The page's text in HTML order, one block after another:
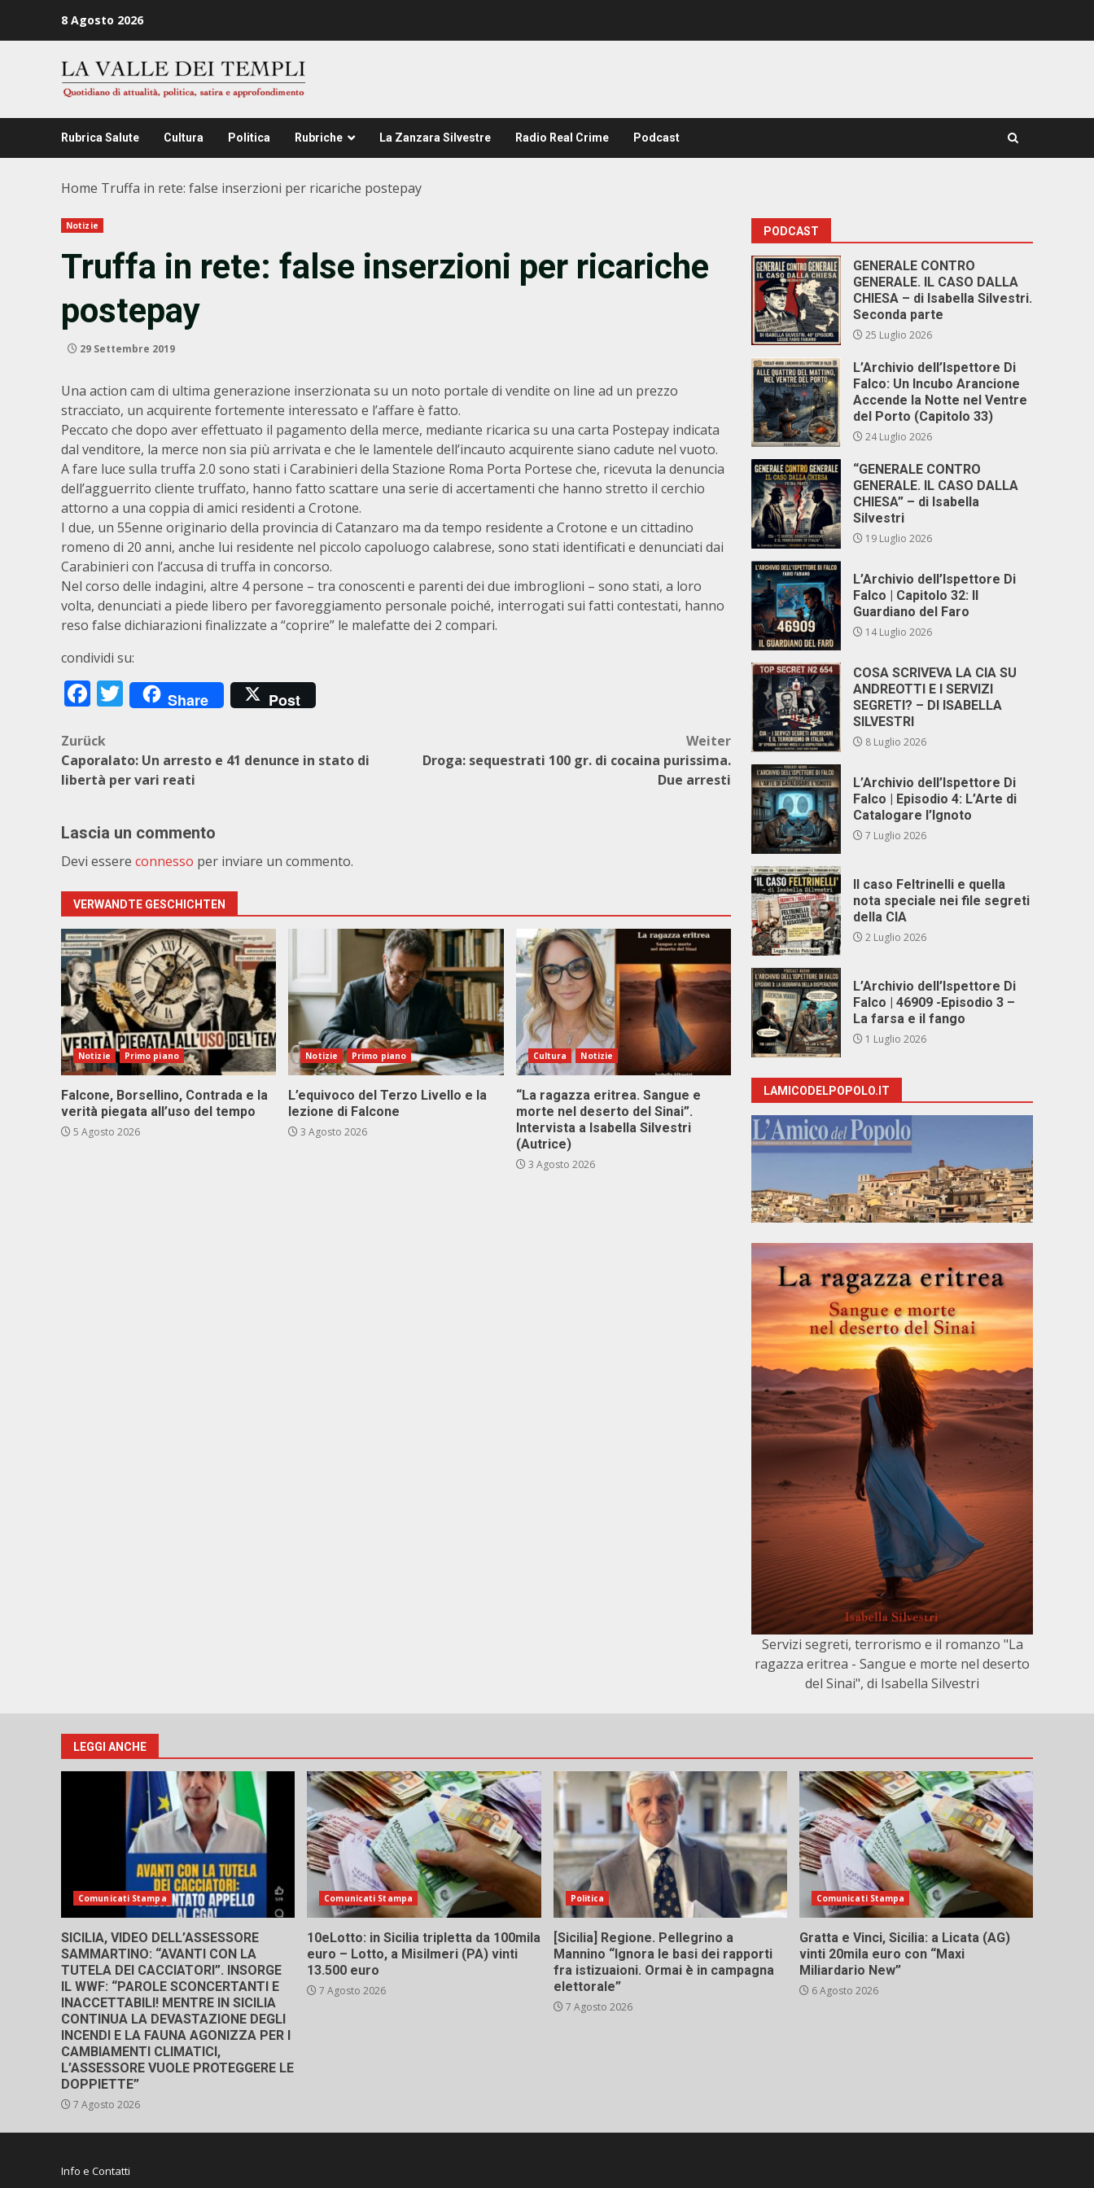
8 Agosto 2026
Rubrica Salute Cultura Politica Rubriche La Zanzara Silvestre Radio Real Crime Podcast
Home Truffa in rete: false inserzioni per ricariche postepay
Notizie
Truffa in rete: false inserzioni per ricariche
postepay
29 Settembre 2019
Una action cam di ultima generazione inserzionata su un noto portale di vendite on line ad un prezzo
stracciato, un acquirente fortemente interessato e l’affare è fatto.
Peccato che dopo aver effettuato il pagamento della merce, mediante ricarica su una carta Postepay indicata
dal venditore, la merce non sia più arrivata e che le lamentele dell’incauto acquirente siano cadute nel vuoto.
A fare luce sulla truffa 2.0 sono stati i Carabinieri della Stazione Roma Porta Portese che, ricevuta la denuncia
dell’agguerrito cliente truffato, hanno fatto scattare una serie di accertamenti che hanno stretto il cerchio
attorno a una coppia di amici residenti a Crotone.
I due, un 55enne originario della provincia di Catanzaro ma da tempo residente a Crotone e un cittadino
romeno di 20 anni, anche lui residente nel piccolo capoluogo calabrese, sono stati identificati e denunciati dai
Carabinieri con l’accusa di truffa in concorso.
Nel corso delle indagini, altre 4 persone – tra conoscenti e parenti dei due imbroglioni – sono stati, a loro
volta, denunciati a piede libero per favoreggiamento personale poiché, interrogati sui fatti contestati, hanno
reso false dichiarazioni finalizzate a “coprire” le malefatte dei 2 compari.
condividi su:
Facebook
Twitter
Share Post
Beitragsnavigation
Zurück
Caporalato: Un arresto e 41 denunce in stato di
libertà per vari reati
Weiter
Droga: sequestrati 100 gr. di cocaina purissima.
Due arresti
Lascia un commento
Devi essere connesso per inviare un commento.
VERWANDTE GESCHICHTEN
Notizie Primo piano
Falcone, Borsellino, Contrada e la
verità piegata all’uso del tempo
5 Agosto 2026
Notizie Primo piano
L’equivoco del Terzo Livello e la
lezione di Falcone
3 Agosto 2026
Cultura Notizie
“La ragazza eritrea. Sangue e
morte nel deserto del Sinai”.
Intervista a Isabella Silvestri
(Autrice)
3 Agosto 2026
PODCAST
GENERALE CONTRO
GENERALE. IL CASO DALLA
CHIESA – di Isabella Silvestri.
Seconda parte
25 Luglio 2026
L’Archivio dell’Ispettore Di
Falco: Un Incubo Arancione
Accende la Notte nel Ventre
del Porto (Capitolo 33)
24 Luglio 2026
“GENERALE CONTRO
GENERALE. IL CASO DALLA
CHIESA” – di Isabella
Silvestri
19 Luglio 2026
L’Archivio dell’Ispettore Di
Falco | Capitolo 32: Il
Guardiano del Faro
14 Luglio 2026
COSA SCRIVEVA LA CIA SU
ANDREOTTI E I SERVIZI
SEGRETI? – DI ISABELLA
SILVESTRI
8 Luglio 2026
L’Archivio dell’Ispettore Di
Falco | Episodio 4: L’Arte di
Catalogare l’Ignoto
7 Luglio 2026
Il caso Feltrinelli e quella
nota speciale nei file segreti
della CIA
2 Luglio 2026
L’Archivio dell’Ispettore Di
Falco | 46909 -Episodio 3 –
La farsa e il fango
1 Luglio 2026
LAMICODELPOPOLO.IT
Servizi segreti, terrorismo e il romanzo "La
ragazza eritrea - Sangue e morte nel deserto
del Sinai", di Isabella Silvestri
LEGGI ANCHE
Comunicati Stampa
SICILIA, VIDEO DELL’ASSESSORE
SAMMARTINO: “AVANTI CON LA
TUTELA DEI CACCIATORI”. INSORGE
IL WWF: “PAROLE SCONCERTANTI E
INACCETTABILI! MENTRE IN SICILIA
CONTINUA LA DEVASTAZIONE DEGLI
INCENDI E LA FAUNA AGONIZZA PER I
CAMBIAMENTI CLIMATICI,
L’ASSESSORE VUOLE PROTEGGERE LE
DOPPIETTE”
7 Agosto 2026
Comunicati Stampa
10eLotto: in Sicilia tripletta da 100mila
euro – Lotto, a Misilmeri (PA) vinti
13.500 euro
7 Agosto 2026
Politica
[Sicilia] Regione. Pellegrino a
Mannino “Ignora le basi dei rapporti
fra istizuaioni. Ormai è in campagna
elettorale”
7 Agosto 2026
Comunicati Stampa
Gratta e Vinci, Sicilia: a Licata (AG)
vinti 20mila euro con “Maxi
Miliardario New”
6 Agosto 2026
Info e Contatti